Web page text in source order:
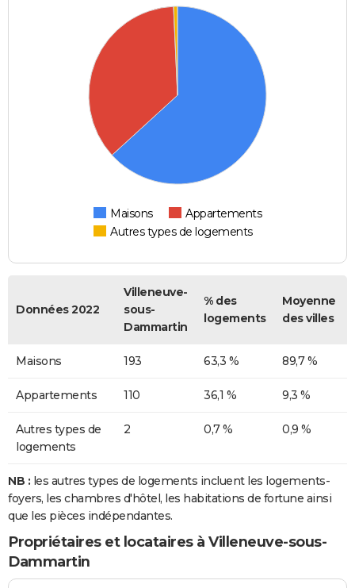
Maisons
Appartements
Autres types de logements
Données 2022
Villeneuve-
sous-
Dammartin
% des
logements
Moyenne
des villes
Maisons 193 63,3 % 89,7 %
Appartements 110 36,1 % 9,3 %
Autres types de
logements
2 0,7 % 0,9 %
NB : les autres types de logements incluent les logements-
foyers, les chambres d'hôtel, les habitations de fortune ainsi
que les pièces indépendantes.
Propriétaires et locataires à Villeneuve-sous-
Dammartin